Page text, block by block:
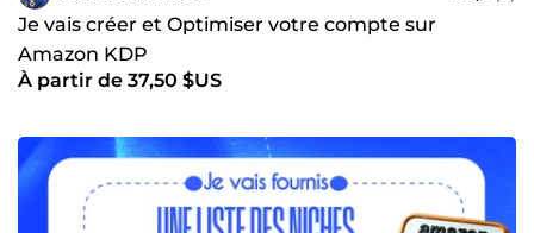
Je vais créer et Optimiser votre compte sur
Amazon KDP
À partir de 37,50 $US